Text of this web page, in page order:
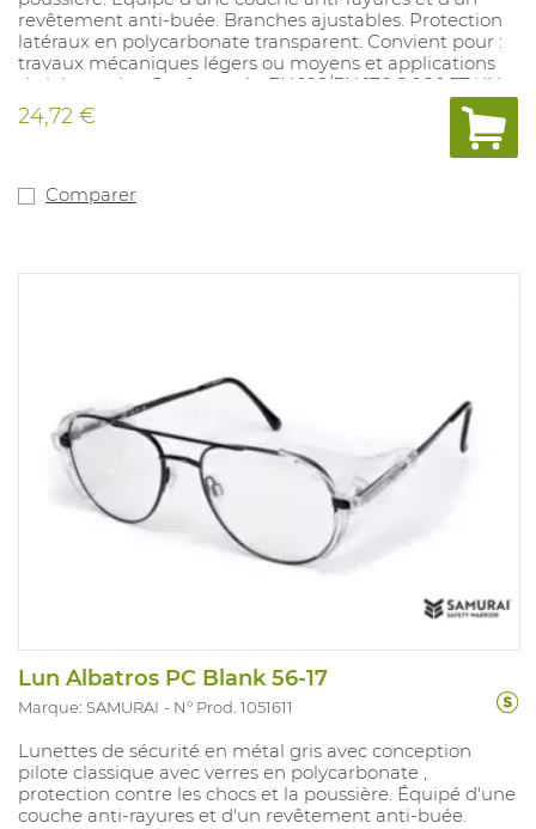
revêtement anti-buée. Branches ajustables. Protection
latéraux en polycarbonate transparent. Convient pour :
travaux mécaniques légers ou moyens et applications
de laboratoire. Conforme à : EN 166/EN 170 2-1,2 1 FT KN.
24,72 €
Comparer
Lun Albatros PC Blank 56-17
Marque: SAMURAI N° Prod. 1051611
Lunettes de sécurité en métal gris avec conception
pilote classique avec verres en polycarbonate ,
protection contre les chocs et la poussière. Équipé d'une
couche anti-rayures et d'un revêtement anti-buée.